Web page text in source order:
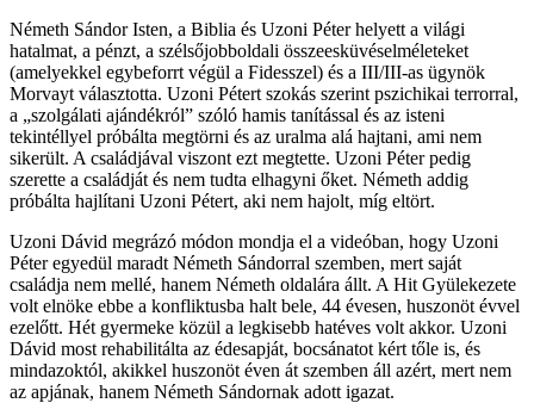
Németh Sándor Isten, a Biblia és Uzoni Péter helyett a világi
hatalmat, a pénzt, a szélsőjobboldali összeesküvéselméleteket
(amelyekkel egybeforrt végül a Fidesszel) és a III/III-as ügynök
Morvayt választotta. Uzoni Pétert szokás szerint pszichikai terrorral,
a „szolgálati ajándékról” szóló hamis tanítással és az isteni
tekintéllyel próbálta megtörni és az uralma alá hajtani, ami nem
sikerült. A családjával viszont ezt megtette. Uzoni Péter pedig
szerette a családját és nem tudta elhagyni őket. Németh addig
próbálta hajlítani Uzoni Pétert, aki nem hajolt, míg eltört.
Uzoni Dávid megrázó módon mondja el a videóban, hogy Uzoni
Péter egyedül maradt Németh Sándorral szemben, mert saját
családja nem mellé, hanem Németh oldalára állt. A Hit Gyülekezete
volt elnöke ebbe a konfliktusba halt bele, 44 évesen, huszonöt évvel
ezelőtt. Hét gyermeke közül a legkisebb hatéves volt akkor. Uzoni
Dávid most rehabilitálta az édesapját, bocsánatot kért tőle is, és
mindazoktól, akikkel huszonöt éven át szemben áll azért, mert nem
az apjának, hanem Németh Sándornak adott igazat.